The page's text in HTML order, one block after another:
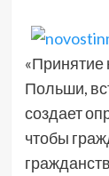
«Принятие
Польши,
создает
чтобы